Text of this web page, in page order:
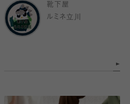
靴下屋
ルミネ立川